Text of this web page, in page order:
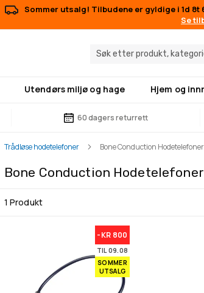
Sommer utsalg! Tilbudene er gyldige i 1d 8t
Se
Utendørs miljø og hage Hjem og
60 dagers returrett
Trådløse hodetelefoner Bone Conduction Hodetelefoner
Bone Conduction Hodetelefoner
1 Produkt
-KR 800
TIL 09.08
SOMMER
UTSALG